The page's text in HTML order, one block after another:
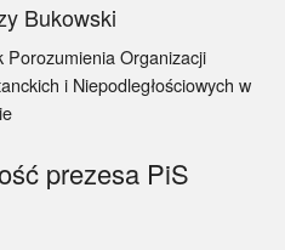
Bukowski
Porozumienia Organizacji
i Niepodległościowych w
prezesa PiS